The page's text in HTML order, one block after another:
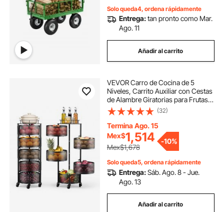
Solo queda4, ordena rápidamente
Entrega:tan pronto como Mar.
Ago. 11
Añadir al carrito
VEVOR Carro de Cocina de 5
Niveles, Carrito Auxiliar con Cestas
de Alambre Giratorias para Frutas y
Verduras, Carrito con Ruedas con
Tapa Metálica, para Cocina, Baño,
340 x 315 x 942 mm, Negro
(32)
Termina Ago. 15
Mex$1,514
Mex$1,678
-10%
Solo queda5, ordena rápidamente
Entrega:Sáb. Ago. 8 - Jue.
Ago. 13
Añadir al carrito